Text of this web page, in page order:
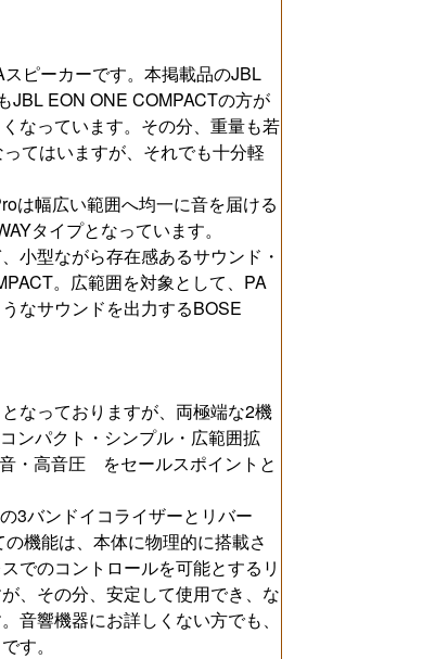
ピーカーです。本掲載品のJBL
JBL EON ONE COMPACTの方が
なっています。その分、重量も若
てはいますが、それでも十分軽
は幅広い範囲へ均一に音を届ける
タイプとなっています。
小型ながら存在感あるサウンド・
。広範囲を対象として、PA
なサウンドを出力するBOSE
なっておりますが、両極端な2機
ンパクト・シンプル・広範囲拡
・高音圧 をセールスポイントと
3バンドイコライザーとリバー
機能は、本体に物理的に搭載さ
でのコントロールを可能とするリ
、その分、安定して使用でき、な
音響機器にお詳しくない方でも、
す。